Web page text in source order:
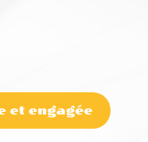
et engagée